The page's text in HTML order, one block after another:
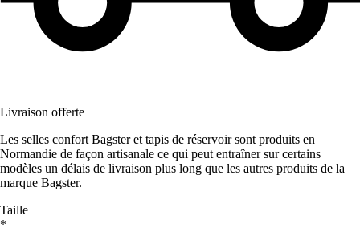
Livraison offerte
Les selles confort Bagster et tapis de réservoir sont produits en
Normandie de façon artisanale ce qui peut entraîner sur certains
modèles un délais de livraison plus long que les autres produits de la
marque Bagster.
Taille
*